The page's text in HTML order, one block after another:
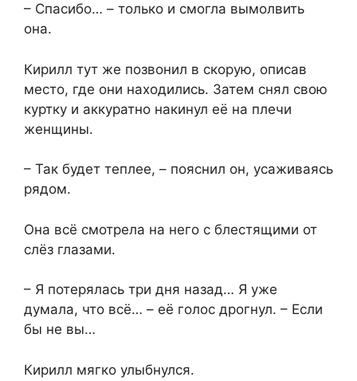
– Спасибо… – только и смогла вымолвить
она.
Кирилл тут же позвонил в скорую, описав
место, где они находились. Затем снял свою
куртку и аккуратно накинул её на плечи
женщины.
– Так будет теплее, – пояснил он, усаживаясь
рядом.
Она всё смотрела на него с блестящими от
слёз глазами.
– Я потерялась три дня назад… Я уже
думала, что всё… – её голос дрогнул. – Если
бы не вы…
Кирилл мягко улыбнулся.